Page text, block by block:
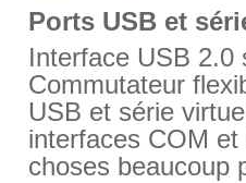
Ports USB et
Interface USB 2.0
Commutateur
USB et série
interfaces COM
choses beaucoup